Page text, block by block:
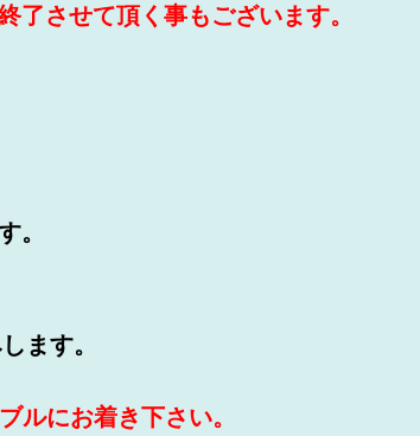
了させて頂く事もございます。
。
ます。
ルにお着き下さい。